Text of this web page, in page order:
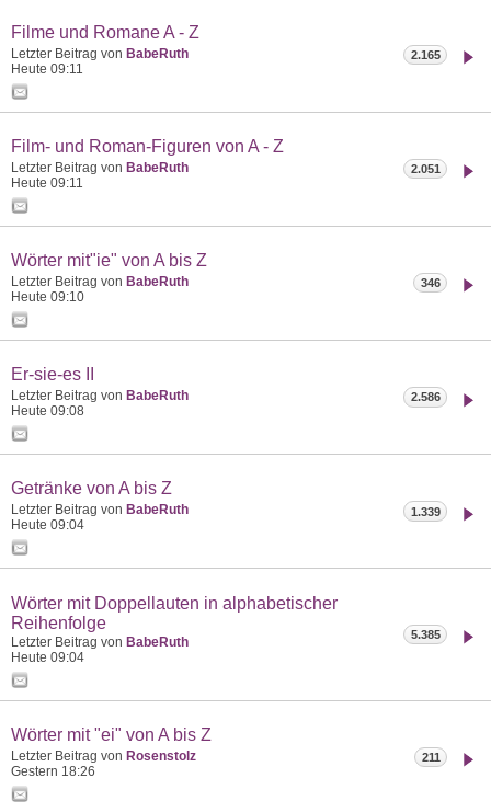
Filme und Romane A - Z
Letzter Beitrag von BabeRuth
Heute 09:11
2.165
Film- und Roman-Figuren von A - Z
Letzter Beitrag von BabeRuth
Heute 09:11
2.051
Wörter mit"ie" von A bis Z
Letzter Beitrag von BabeRuth
Heute 09:10
346
Er-sie-es II
Letzter Beitrag von BabeRuth
Heute 09:08
2.586
Getränke von A bis Z
Letzter Beitrag von BabeRuth
Heute 09:04
1.339
Wörter mit Doppellauten in alphabetischer
Reihenfolge
Letzter Beitrag von BabeRuth
Heute 09:04
5.385
Wörter mit "ei" von A bis Z
Letzter Beitrag von Rosenstolz
Gestern 18:26
211